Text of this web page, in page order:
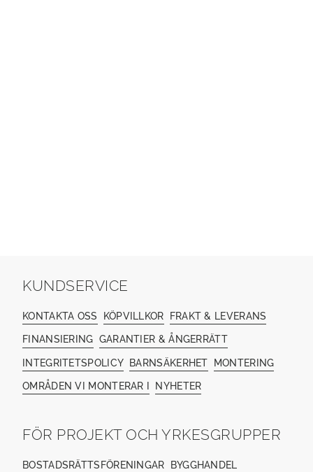
KUNDSERVICE
KONTAKTA OSS KÖPVILLKOR FRAKT & LEVERANS
FINANSIERING GARANTIER & ÅNGERRÄTT
INTEGRITETSPOLICY BARNSÄKERHET MONTERING
OMRÅDEN VI MONTERAR I NYHETER
FÖR PROJEKT OCH YRKESGRUPPER
BOSTADSRÄTTSFÖRENINGAR BYGGHANDEL